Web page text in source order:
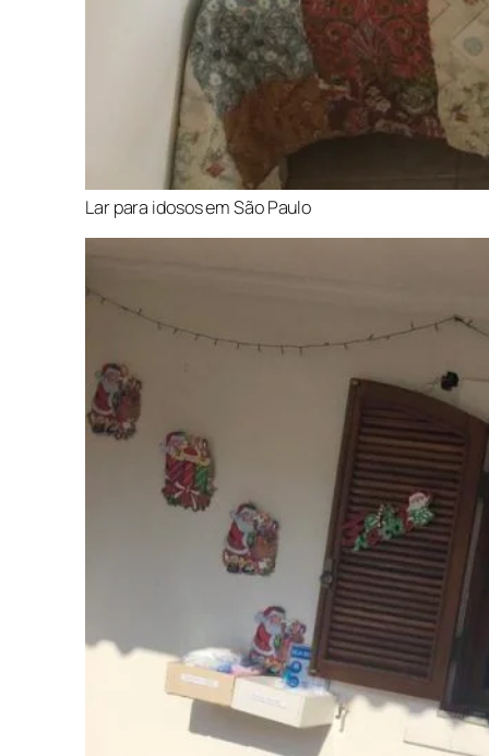
Lar para idosos em São Paulo